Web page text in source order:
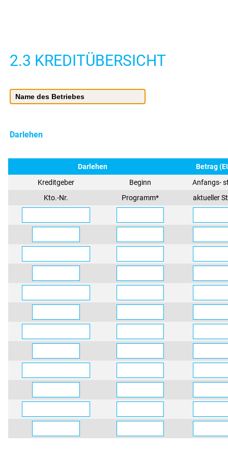
2.3 KREDITÜBERSICHT
Darlehen
Darlehen
Betrag
Kreditgeber
Beginn Anfangs-
Kto.-Nr.
Programm* aktueller